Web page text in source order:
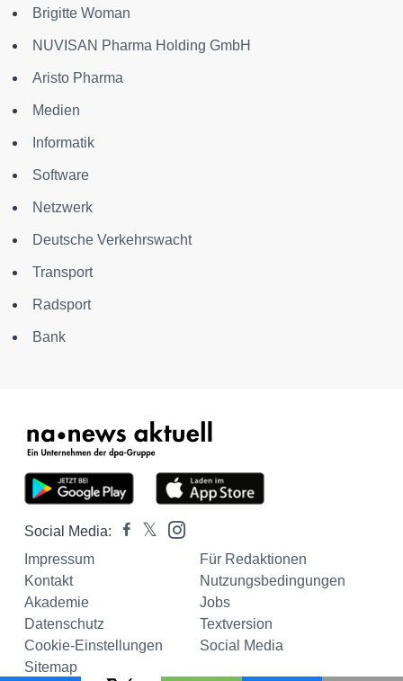
Brigitte Woman
NUVISAN Pharma Holding GmbH
Aristo Pharma
Medien
Informatik
Software
Netzwerk
Deutsche Verkehrswacht
Transport
Radsport
Bank
Social Media:
Impressum
Für Redaktionen
Kontakt
Nutzungsbedingungen
Akademie
Jobs
Datenschutz
Textversion
Cookie-Einstellungen
Social Media
Sitemap